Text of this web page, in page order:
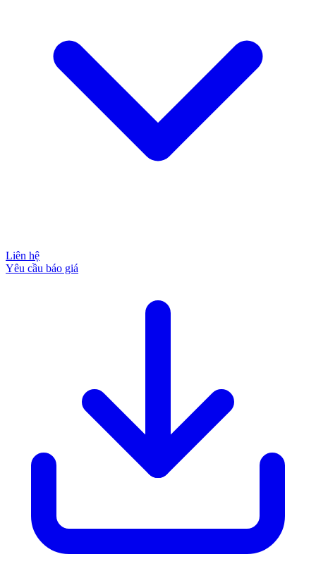
Liên hệ
Yêu cầu báo giá